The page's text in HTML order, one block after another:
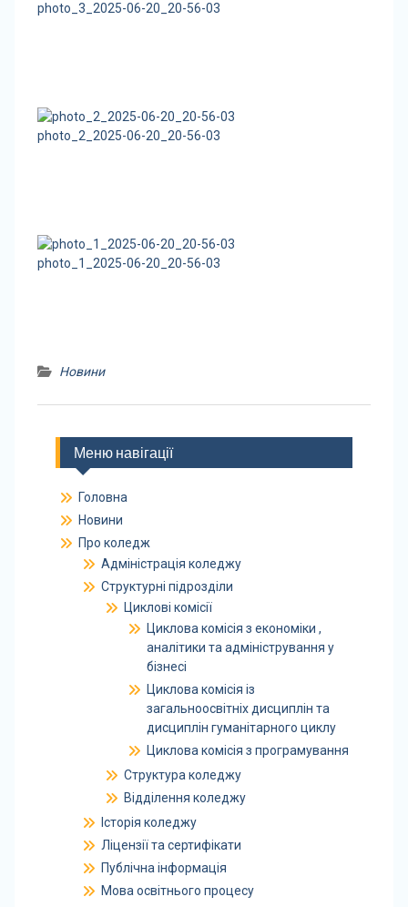
photo_3_2025-06-20_20-56-03
photo_2_2025-06-20_20-56-03
photo_1_2025-06-20_20-56-03
Новини
Меню навігації
Головна
Новини
Про коледж
Адміністрація коледжу
Структурні підрозділи
Циклові комісії
Циклова комісія з економіки ,
аналітики та адміністрування у
бізнесі
Циклова комісія із
загальноосвітніх дисциплін та
дисциплін гуманітарного циклу
Циклова комісія з програмування
Структура коледжу
Відділення коледжу
Історія коледжу
Ліцензії та сертифікати
Публічна інформація
Мова освітнього процесу